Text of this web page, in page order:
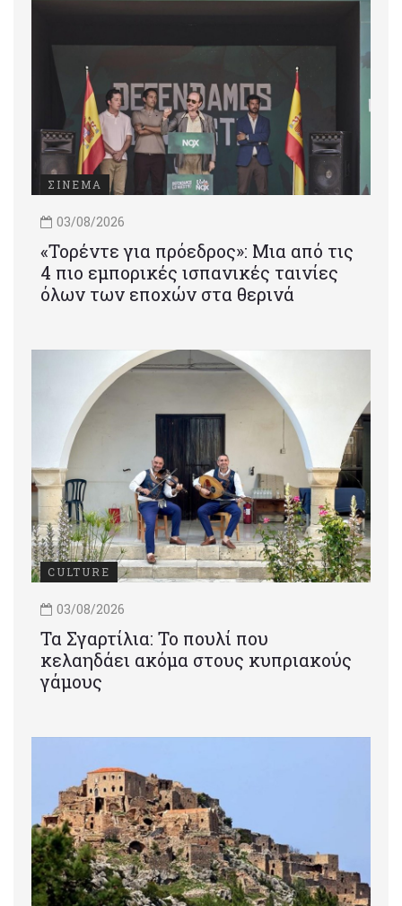
ΣΙΝΕΜΑ
03/08/2026
«Τορέντε για πρόεδρος»: Mια από τις
4 πιο εμπορικές ισπανικές ταινίες
όλων των εποχών στα θερινά
CULTURE
03/08/2026
Τα Σγαρτίλια: Το πουλί που
κελαηδάει ακόμα στους κυπριακούς
γάμους